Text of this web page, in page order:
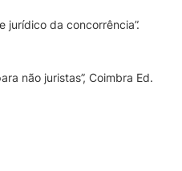
jurídico da concorrência”.
não juristas”, Coimbra Ed.